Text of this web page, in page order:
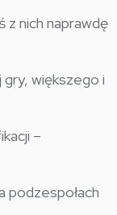
z nich naprawdę
większego i
–
podzespołach